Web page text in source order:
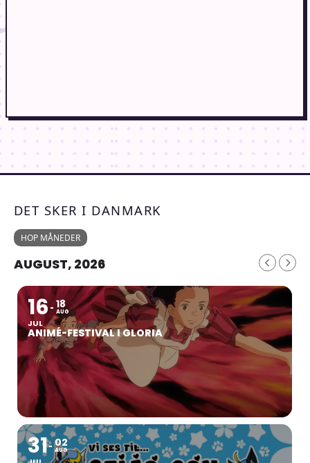
DET SKER I DANMARK
HOP MÅNEDER
AUGUST, 2026
16
JUL
18
AUG
ANIMÉ-FESTIVAL I GLORIA
31 02
AUG